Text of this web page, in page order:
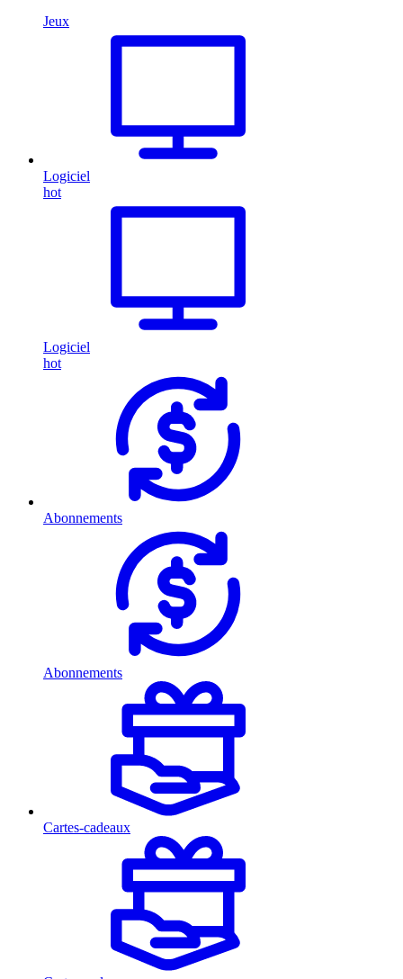
Jeux
Logiciel
hot
Logiciel
hot
Abonnements
Abonnements
Cartes-cadeaux